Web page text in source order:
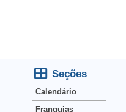
Seções
Calendário
Franquias